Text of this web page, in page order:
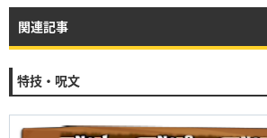
関連記事
特技・呪文